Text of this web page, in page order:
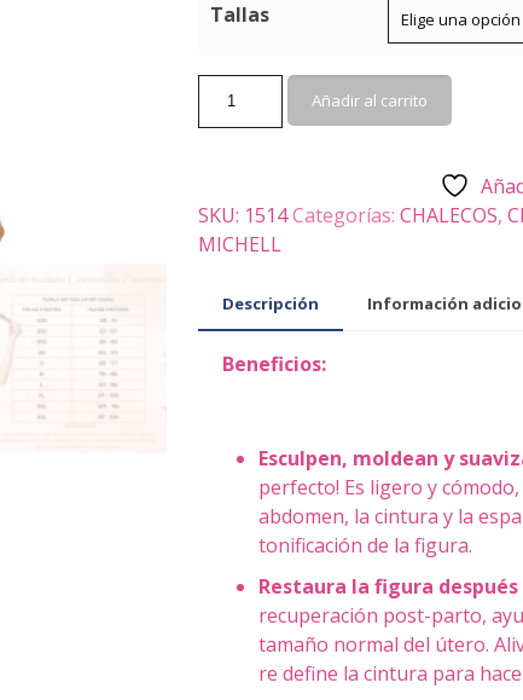
Tallas
1514
Añadir al carrito
SKU: 1514Categorías:CHALECOS,
MICHELL
Descripción Información
Beneficios:
Esculpen, moldean y
perfecto! Es ligero y
abdomen, la cintura y la
tonificación de la figura.
Restaura la figura
recuperación post-parto,
tamaño normal del útero.
re define la cintura para